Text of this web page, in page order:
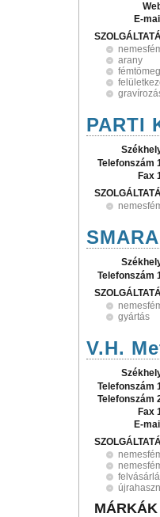
E-
arany
PARTI
Telefonszám
Fax
Telefonszám
gyártás
V.H.
Telefonszám
Telefonszám
Fax
E-
MÁRKÁK